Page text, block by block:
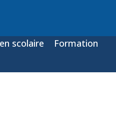
scolaire Formation